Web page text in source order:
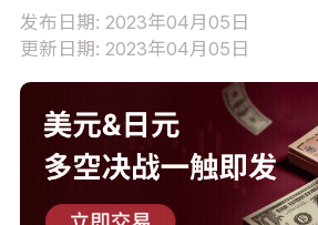
发布日期: 2023年04月05日
更新日期: 2023年04月05日